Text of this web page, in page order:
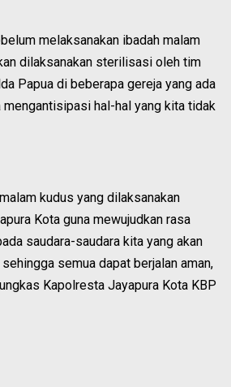
melaksanakan ibadah malam
dilaksanakan sterilisasi oleh tim
Papua di beberapa gereja yang ada
mengantisipasi hal-hal yang kita tidak
kudus yang dilaksanakan
Kota guna mewujudkan rasa
saudara-saudara kita yang akan
semua dapat berjalan aman,
Kapolresta Jayapura Kota KBP